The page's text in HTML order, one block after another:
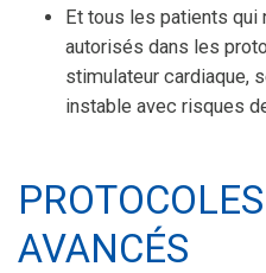
Et tous les patients
autorisés dans les
stimulateur cardiaque,
instable avec risques
AVANCÉS